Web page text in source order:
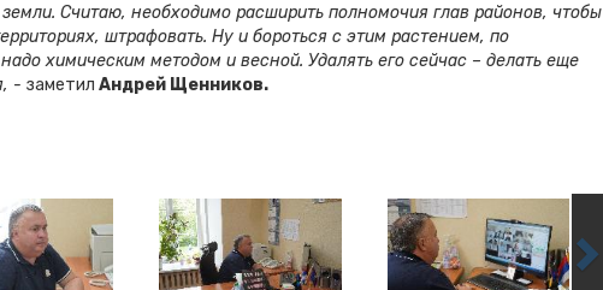
Считаю, необходимо расширить полномочия глав районов, чтобы
штрафовать. Ну и бороться с этим растением, по
химическим методом и весной. Удалять его сейчас – делать еще
- заметил Андрей Щенников.